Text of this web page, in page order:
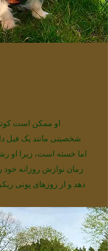
او ممکن است
شخصیتی مانند یک فیل
اما خسته است، زیرا او
دهد و از روزهای پونی